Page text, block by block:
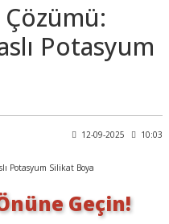
Potasyum
12-09-2025 10:03
Geçin!